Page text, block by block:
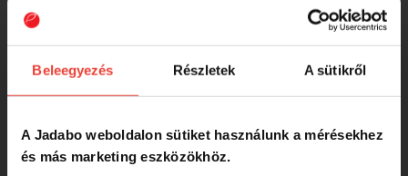
Beleegyezés Részletek A sütikről
A Jadabo weboldalon sütiket használunk a mérésekhez
és más marketing eszközökhöz.
Carp Expert Comfort Zip 130 Szék
13 490 Ft
Carp Expert Comfort Zip Szék
Ajándék Lumitact Lámpával